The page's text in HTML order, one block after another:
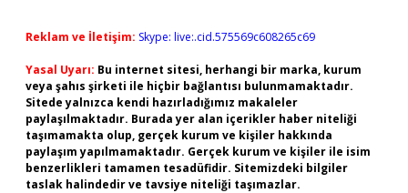
Reklam ve İletişim: Skype: live:.cid.575569c608265c69
Yasal Uyarı: Bu internet sitesi, herhangi bir marka, kurum
veya şahıs şirketi ile hiçbir bağlantısı bulunmamaktadır.
Sitede yalnızca kendi hazırladığımız makaleler
paylaşılmaktadır. Burada yer alan içerikler haber niteliği
taşımamakta olup, gerçek kurum ve kişiler hakkında
paylaşım yapılmamaktadır. Gerçek kurum ve kişiler ile isim
benzerlikleri tamamen tesadüfidir. Sitemizdeki bilgiler
taslak halindedir ve tavsiye niteliği taşımazlar.